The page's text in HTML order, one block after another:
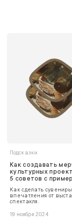
Подсказки
Как создавать
культурных
5 советов с
Как сделать
впечатления от
спектакля.
19 ноября 2024